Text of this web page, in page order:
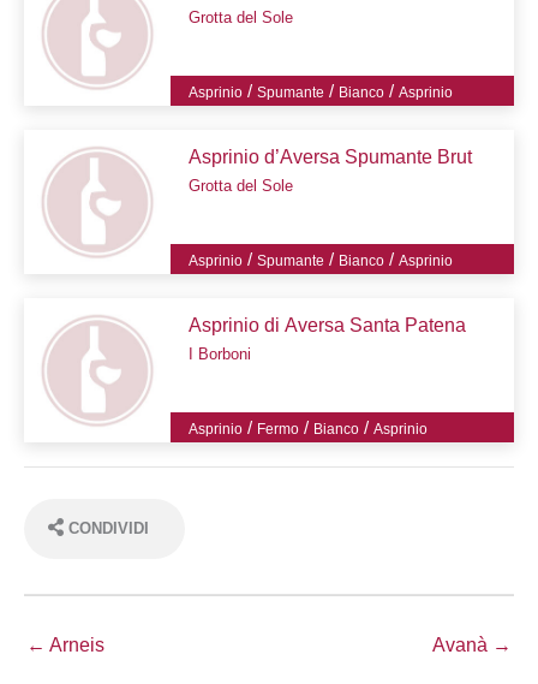
Grotta del Sole
Asprinio /Spumante / Bianco /Asprinio
Asprinio d’Aversa Spumante Brut
Grotta del Sole
Asprinio /Spumante / Bianco /Asprinio
Asprinio di Aversa Santa Patena
I Borboni
Asprinio / Fermo / Bianco /Asprinio
CONDIVIDI
← Arneis Avanà →